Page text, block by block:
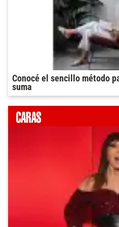
Conocé el sencillo método
suma